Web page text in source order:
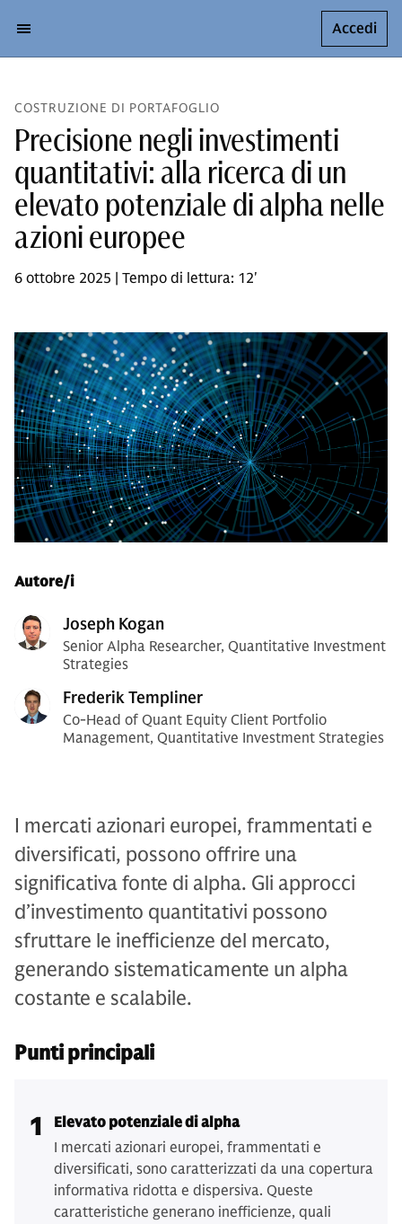
Accedi
COSTRUZIONE DI PORTAFOGLIO
Precisione negli investimenti
quantitativi: alla ricerca di un
elevato potenziale di alpha nelle
azioni europee
6 ottobre 2025 | Tempo di lettura: 12'
Autore/i
Joseph Kogan
Senior Alpha Researcher, Quantitative Investment
Strategies
Frederik Templiner
Co-Head of Quant Equity Client Portfolio
Management, Quantitative Investment Strategies
I mercati azionari europei, frammentati e
diversificati, possono offrire una
significativa fonte di alpha. Gli approcci
d’investimento quantitativi possono
sfruttare le inefficienze del mercato,
generando sistematicamente un alpha
costante e scalabile.
Punti principali
1
Elevato potenziale di alpha
I mercati azionari europei, frammentati e
diversificati, sono caratterizzati da una copertura
informativa ridotta e dispersiva. Queste
caratteristiche generano inefficienze, quali